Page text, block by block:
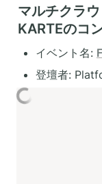
マルチクラ
KARTEのコ
イベント名:
登壇者: